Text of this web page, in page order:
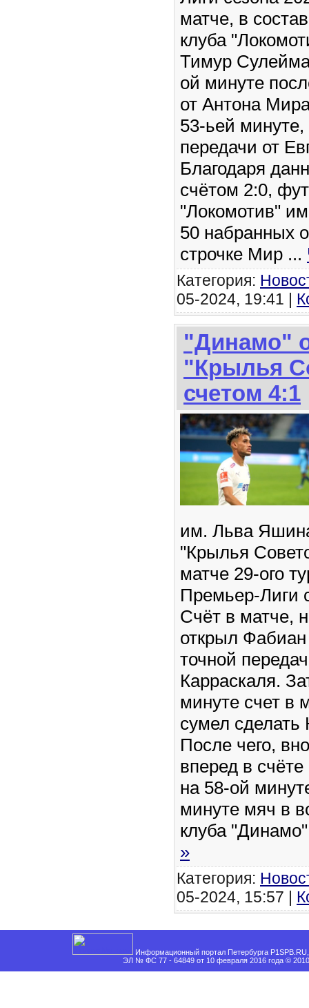
матче, в
клуба
Тимур
ой минуте
от Антона
53-ьей минуте,
передачи от
Благодаря
счётом 2:0,
"Локомотив"
50 набранных
строчке Мир ...
Категория:
05-2024, 19:41 |
"Динамо"
"Крылья
счетом 4:1
им. Льва
"Крылья
матче 29-ого
Премьер-Лиги
Счёт в матче,
открыл
точной
Карраскаля.
минуте счет в
сумел
После чего,
вперед в
на 58-ой
минуте мяч в
клуба
»
Категория:
05-2024, 15:57 |
Информационный портал Петербурга
ЭЛ № ФС 77 - 64849 от 10 февраля 2016 года ©